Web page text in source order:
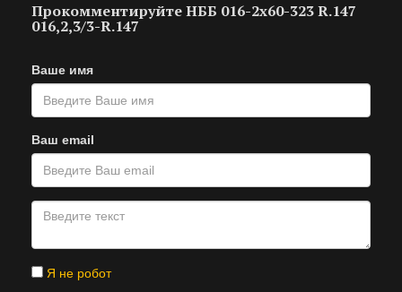
Прокомментируйте НББ 016-2х60-323 R.147
016,2,3/3-R.147
Ваше имя
Ваш email
Я не робот